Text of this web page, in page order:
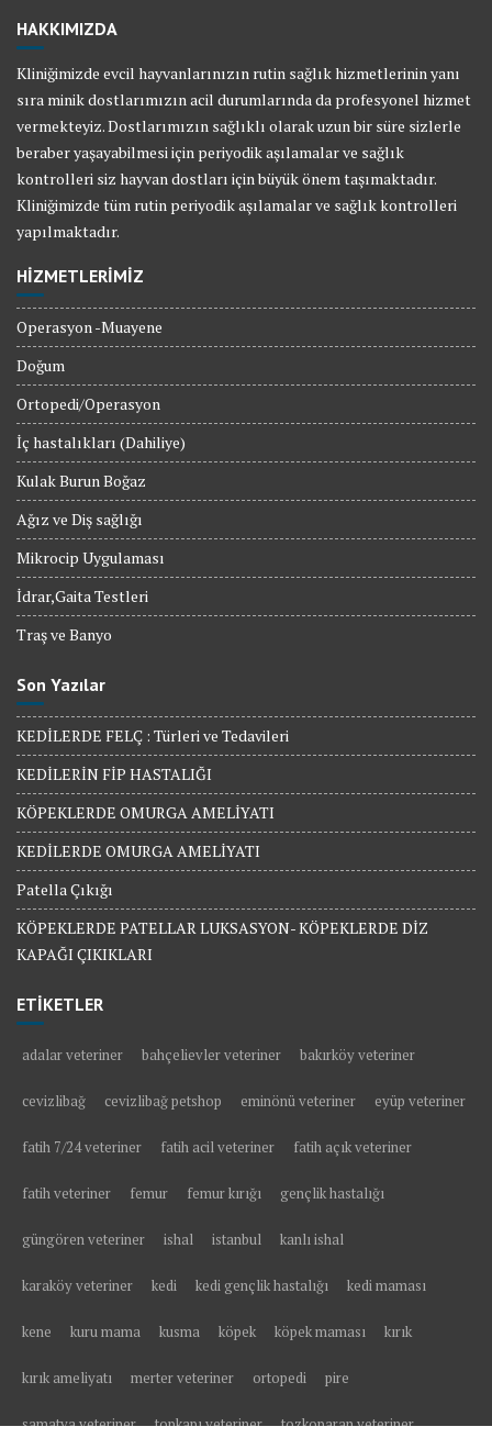
HAKKIMIZDA
Kliniğimizde evcil hayvanlarınızın rutin sağlık hizmetlerinin yanı
sıra minik dostlarımızın acil durumlarında da profesyonel hizmet
vermekteyiz. Dostlarımızın sağlıklı olarak uzun bir süre sizlerle
beraber yaşayabilmesi için periyodik aşılamalar ve sağlık
kontrolleri siz hayvan dostları için büyük önem taşımaktadır.
Kliniğimizde tüm rutin periyodik aşılamalar ve sağlık kontrolleri
yapılmaktadır.
HİZMETLERİMİZ
Operasyon -Muayene
Doğum
Ortopedi/Operasyon
İç hastalıkları (Dahiliye)
Kulak Burun Boğaz
Ağız ve Diş sağlığı
Mikrocip Uygulaması
İdrar,Gaita Testleri
Traş ve Banyo
Son Yazılar
KEDİLERDE FELÇ : Türleri ve Tedavileri
KEDİLERİN FİP HASTALIĞI
KÖPEKLERDE OMURGA AMELİYATI
KEDİLERDE OMURGA AMELİYATI
Patella Çıkığı
KÖPEKLERDE PATELLAR LUKSASYON- KÖPEKLERDE DİZ
KAPAĞI ÇIKIKLARI
ETİKETLER
adalar veteriner bahçelievler veteriner bakırköy veteriner
cevizlibağ cevizlibağ petshop eminönü veteriner eyüp veteriner
fatih 7/24 veteriner fatih acil veteriner fatih açık veteriner
fatih veteriner femur femur kırığı gençlik hastalığı
güngören veteriner ishal istanbul kanlı ishal
karaköy veteriner kedi kedi gençlik hastalığı kedi maması
kene kuru mama kusma köpek köpek maması kırık
kırık ameliyatı merter veteriner ortopedi pire
samatya veteriner topkapı veteriner tozkoparan veteriner